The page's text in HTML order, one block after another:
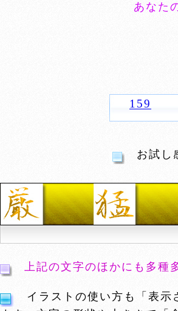
あなた
159
お試し
上記の文字のほかにも多種
イラストの使い方も「表示